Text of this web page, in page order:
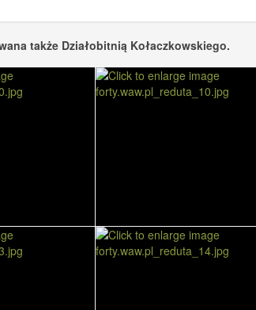
także Działobitnią Kołaczkowskiego.